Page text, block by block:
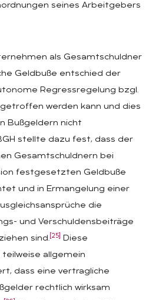
seines Arbeitgebers
als Gesamtschuldner
Geldbuße entschied der
Regressregelung bzgl.
werden kann und dies
Bußgeldern nicht
stellte dazu fest, dass der
Gesamtschuldnern bei
festgesetzten Geldbuße
und in Ermangelung einer
die
und Verschuldensbeiträge
sind. [25]
Diese
allgemein
dass eine vertragliche
rechtlich wirksam